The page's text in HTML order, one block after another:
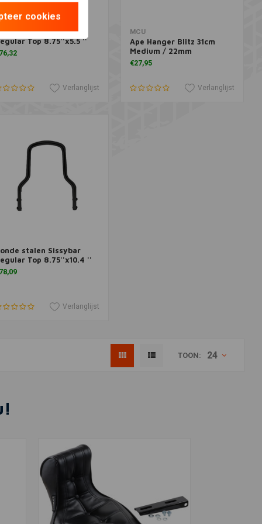
aan winkelwagen
stalen Sissybar
Top 8.75''x5.5 ''
Verlanglijst
MCU
Ape Hanger Blitz 31cm
Medium / 22mm
€27,95
Verlanglijst
aan winkelwagen
stalen Sissybar
Top 8.75''x10.4 ''
Verlanglijst
TOON: 24
cookies